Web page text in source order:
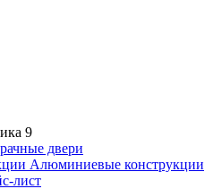
9
двери
Алюминиевые конструкции
лист